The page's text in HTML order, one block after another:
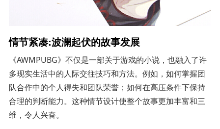
情节紧凑:波澜起伏的故事发展
《AWMPUBG》不仅是一部关于游戏的小说，也融入了许
多现实生活中的人际交往技巧和方法。例如，如何掌握团
队合作中的个人得失和团队荣誉；如何在高压条件下保持
合理的判断能力。这种情节设计使整个故事更加丰富和三
维，令人兴奋。